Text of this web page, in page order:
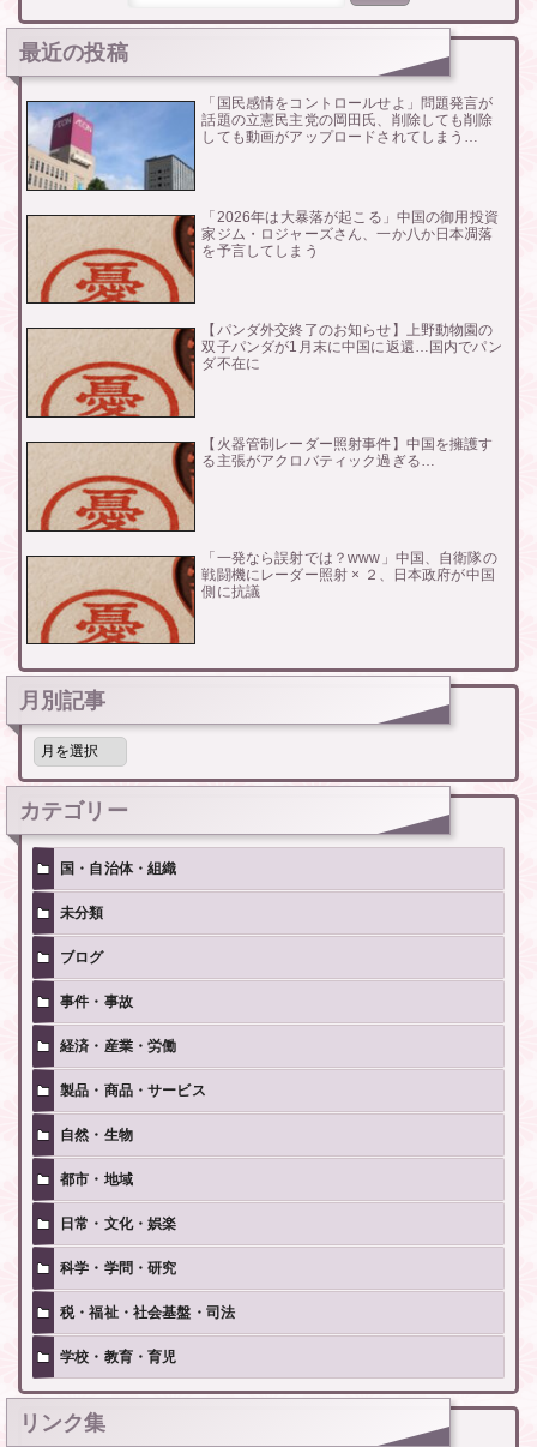
最近の投稿
「国民感情をコントロールせよ」問題発言が
話題の立憲民主党の岡田氏、削除しても削除
しても動画がアップロードされてしまう…
「2026年は大暴落が起こる」中国の御用投資
家ジム・ロジャーズさん、一か八か日本凋落
を予言してしまう
【パンダ外交終了のお知らせ】上野動物園の
双子パンダが1月末に中国に返還…国内でパン
ダ不在に
【火器管制レーダー照射事件】中国を擁護す
る主張がアクロバティック過ぎる…
「一発なら誤射では？www」中国、自衛隊の
戦闘機にレーダー照射 × ２、日本政府が中国
側に抗議
月別記事
月
記
事
カテゴリー
国・自治体・組織
未分類
ブログ
事件・事故
経済・産業・労働
製品・商品・サービス
自然・生物
都市・地域
日常・文化・娯楽
科学・学問・研究
税・福祉・社会基盤・司法
学校・教育・育児
リンク集